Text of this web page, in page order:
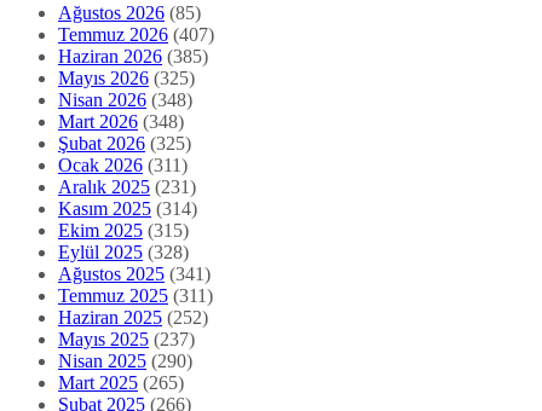
Ağustos 2026 (85)
Temmuz 2026 (407)
Haziran 2026 (385)
Mayıs 2026 (325)
Nisan 2026 (348)
Mart 2026 (348)
Şubat 2026 (325)
Ocak 2026 (311)
Aralık 2025 (231)
Kasım 2025 (314)
Ekim 2025 (315)
Eylül 2025 (328)
Ağustos 2025 (341)
Temmuz 2025 (311)
Haziran 2025 (252)
Mayıs 2025 (237)
Nisan 2025 (290)
Mart 2025 (265)
Şubat 2025 (266)